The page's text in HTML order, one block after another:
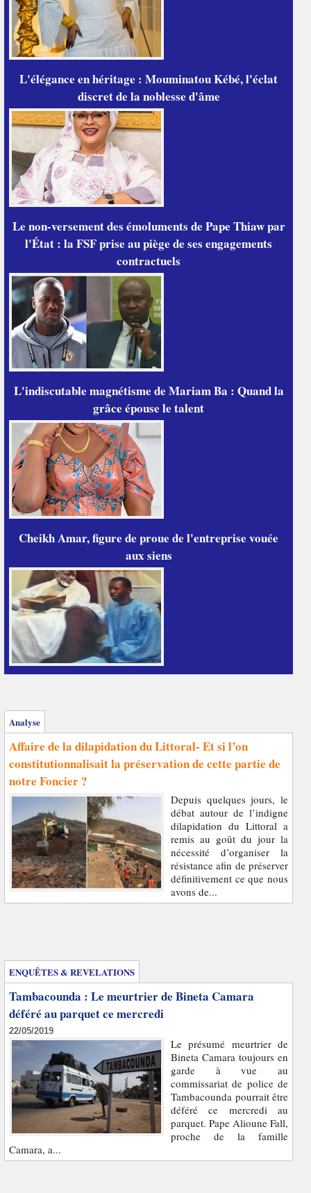
L'élégance en héritage : Mouminatou Kébé, l'éclat
discret de la noblesse d'âme
Le non-versement des émoluments de Pape Thiaw par
l'État : la FSF prise au piège de ses engagements
contractuels
L'indiscutable magnétisme de Mariam Ba : Quand la
grâce épouse le talent
Cheikh Amar, figure de proue de l'entreprise vouée
aux siens
Analyse
Affaire de la dilapidation du Littoral- Et si l’on
constitutionnalisait la préservation de cette partie de
notre Foncier ?
Depuis quelques jours, le
débat autour de l’indigne
dilapidation du Littoral a
remis au goût du jour la
nécessité d’organiser la
résistance afin de préserver
définitivement ce que nous
avons de...
ENQUÊTES & REVELATIONS
Tambacounda : Le meurtrier de Bineta Camara
déféré au parquet ce mercredi
22/05/2019
Le présumé meurtrier de
Bineta Camara toujours en
garde à vue au
commissariat de police de
Tambacounda pourrait être
déféré ce mercredi au
parquet. Pape Alioune Fall,
proche de la famille
Camara, a...